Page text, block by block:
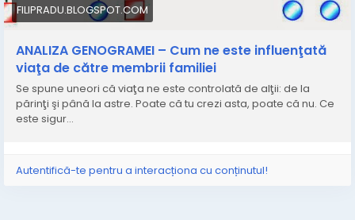
FILIPRADU.BLOGSPOT.COM
ANALIZA GENOGRAMEI – Cum ne este influenţată
viaţa de către membrii familiei
Se spune uneori că viaţa ne este controlată de alţii: de la
părinţi şi până la astre. Poate că tu crezi asta, poate că nu. Ce
este sigur...
Autentifică-te pentru a interacționa cu conținutul!